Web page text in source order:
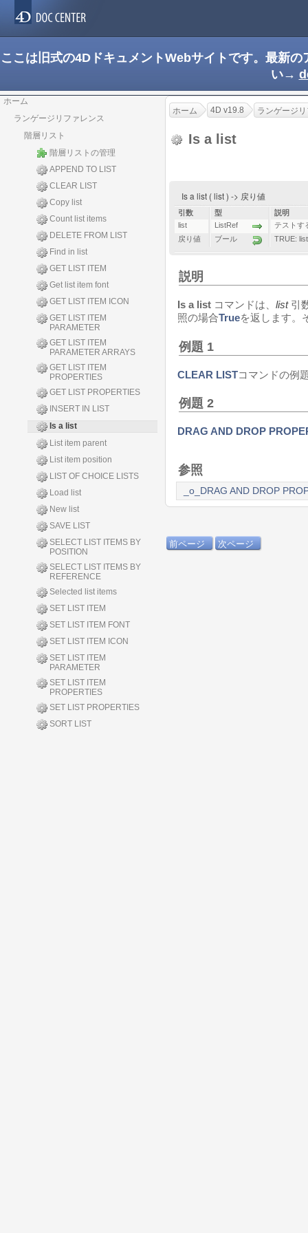
ここは旧式の4DドキュメントWebサイトです。最新
い→
ホーム
ランゲージリファレンス
階層リスト
階層リストの管理
APPEND TO LIST
CLEAR LIST
Copy list
Count list items
DELETE FROM LIST
Find in list
GET LIST ITEM
Get list item font
GET LIST ITEM ICON
GET LIST ITEM
PARAMETER
GET LIST ITEM
PARAMETER ARRAYS
GET LIST ITEM
PROPERTIES
GET LIST PROPERTIES
INSERT IN LIST
Is a list
List item parent
List item position
LIST OF CHOICE LISTS
Load list
New list
SAVE LIST
SELECT LIST ITEMS BY
POSITION
SELECT LIST ITEMS BY
REFERENCE
Selected list items
SET LIST ITEM
SET LIST ITEM FONT
SET LIST ITEM ICON
SET LIST ITEM
PARAMETER
SET LIST ITEM
PROPERTIES
SET LIST PROPERTIES
SORT LIST
ホーム 4D v19.8 ランゲージ
Is a list
Is a list ( list ) -> 戻り値
引数 型
説明
list
ListRef
テストす
戻り値
ブール TRUE:
説明
Is a list コマンドは、 list引
照の場合Trueを返します。
例題 1
CLEAR LISTコマンドの例
例題 2
DRAG AND DROP
参照
_o_DRAG AND DROP
前ページ 次ページ